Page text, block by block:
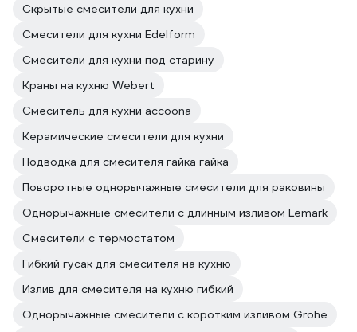
Скрытые смесители для кухни
Смесители для кухни Edelform
Смесители для кухни под старину
Краны на кухню Webert
Смеситель для кухни accoona
Керамические смесители для кухни
Подводка для смесителя гайка гайка
Поворотные однорычажные смесители для раковины
Однорычажные смесители с длинным изливом Lemark
Смесители с термостатом
Гибкий гусак для смесителя на кухню
Излив для смесителя на кухню гибкий
Однорычажные смесители с коротким изливом Grohe